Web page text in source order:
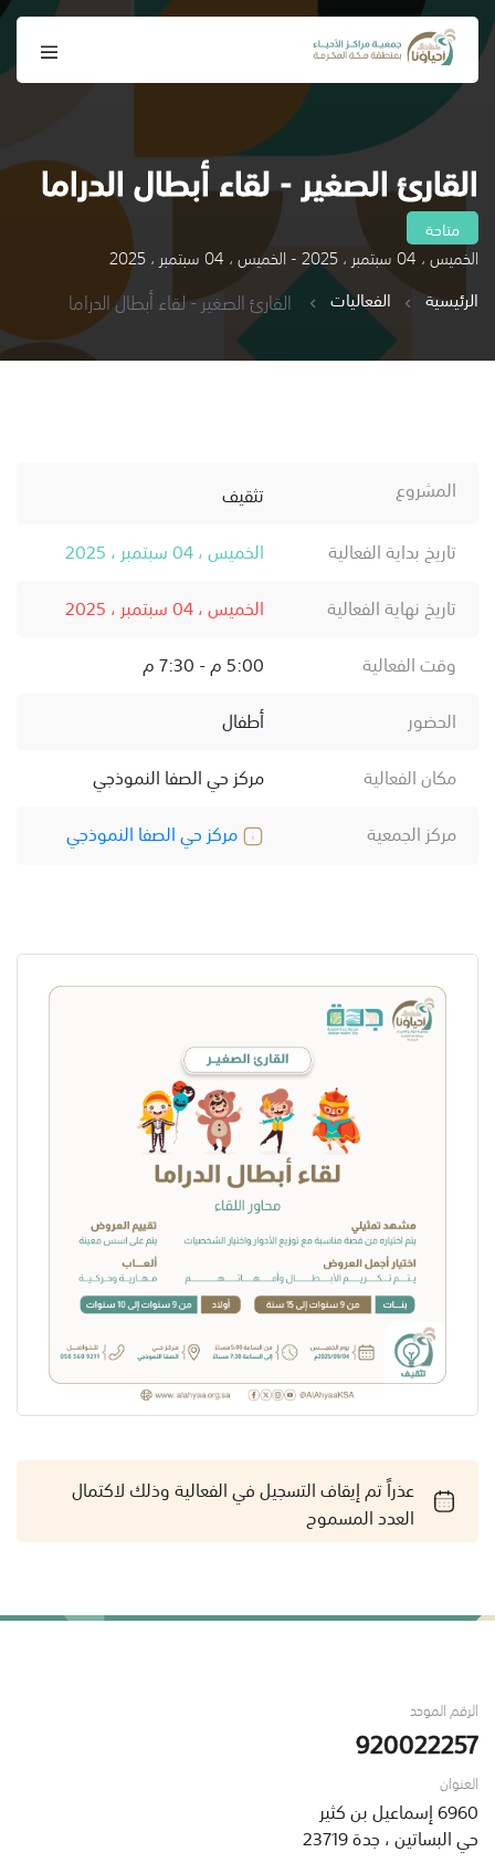
القارئ الصغير - لقاء أبطال الدراما
متاحة
الخميس ، 04 سبتمبر ، 2025 - الخميس ، 04 سبتمبر ، 2025
الرئيسية
الفعاليات القارئ الصغير - لقاء أبطال الدراما
المشروع
تثقيف
تاريخ بداية الفعالية
الخميس ، 04 سبتمبر ، 2025
تاريخ نهاية الفعالية
الخميس ، 04 سبتمبر ، 2025
وقت الفعالية
5:00 م - 7:30 م
الحضور
أطفال
مكان الفعالية
مركز حي الصفا النموذجي
مركز الجمعية
مركز حي الصفا النموذجي
عذراً تم إيقاف التسجيل في الفعالية وذلك لاكتمال
العدد المسموح
الرقم الموحد
920022257
العنوان
6960 إسماعيل بن كثير
حي البساتين ، جدة 23719